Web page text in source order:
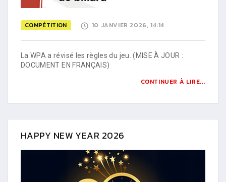
COMPÉTITION 10 JANVIER 2026, 14:14
La WPA a révisé les règles du jeu. (MISE À JOUR :
DOCUMENT EN FRANÇAIS)
CONTINUER À LIRE...
HAPPY NEW YEAR 2026